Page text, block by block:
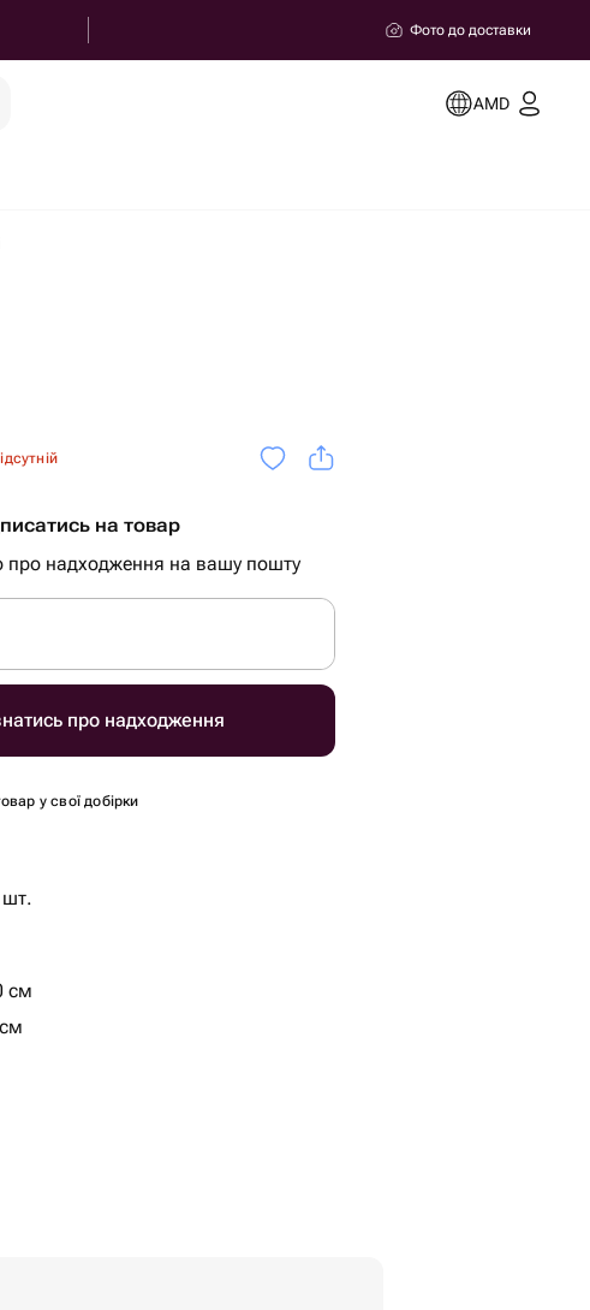
Фото до доставки
AMD
на товар
надходження на вашу пошту
про надходження
у свої добірки
шт.
см